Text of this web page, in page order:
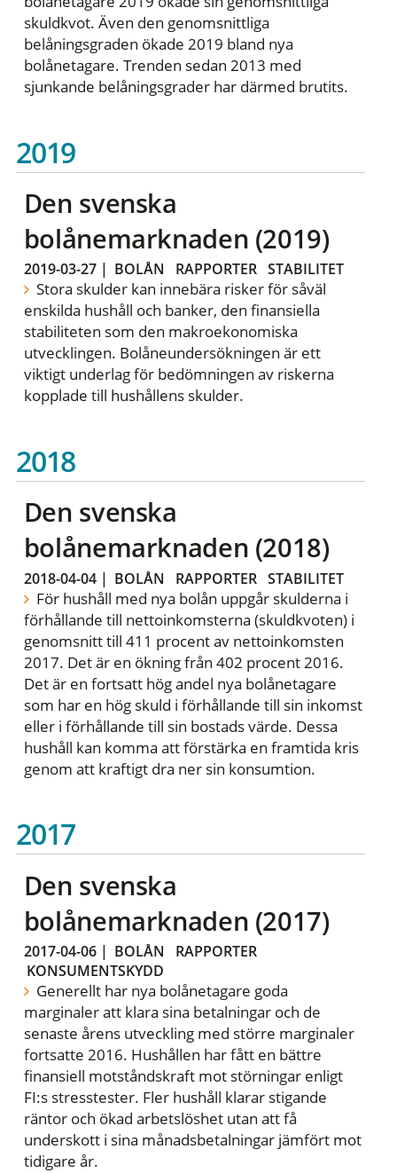
skuldkvot. Även den genomsnittliga
belåningsgraden ökade 2019 bland nya
bolånetagare. Trenden sedan 2013 med
sjunkande belåningsgrader har därmed brutits.
2019
Den svenska
bolånemarknaden (2019)
2019-03-27| BOLÅN RAPPORTER STABILITET
Stora skulder kan innebära risker för såväl
enskilda hushåll och banker, den finansiella
stabiliteten som den makroekonomiska
utvecklingen. Bolåneundersökningen är ett
viktigt underlag för bedömningen av riskerna
kopplade till hushållens skulder.
2018
Den svenska
bolånemarknaden (2018)
2018-04-04| BOLÅN RAPPORTER STABILITET
För hushåll med nya bolån uppgår skulderna i
förhållande till nettoinkomsterna (skuldkvoten) i
genomsnitt till 411 procent av nettoinkomsten
2017. Det är en ökning från 402 procent 2016.
Det är en fortsatt hög andel nya bolånetagare
som har en hög skuld i förhållande till sin inkomst
eller i förhållande till sin bostads värde. Dessa
hushåll kan komma att förstärka en framtida kris
genom att kraftigt dra ner sin konsumtion.
2017
Den svenska
bolånemarknaden (2017)
2017-04-06| BOLÅN
RAPPORTER
KONSUMENTSKYDD
Generellt har nya bolånetagare goda
marginaler att klara sina betalningar och de
senaste årens utveckling med större marginaler
fortsatte 2016. Hushållen har fått en bättre
finansiell motståndskraft mot störningar enligt
FI:s stresstester. Fler hushåll klarar stigande
räntor och ökad arbetslöshet utan att få
underskott i sina månadsbetalningar jämfört mot
tidigare år.